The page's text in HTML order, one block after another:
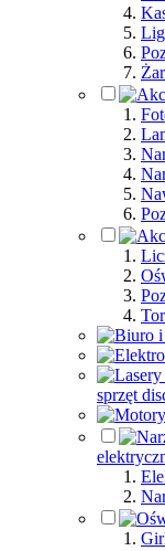
sprzęt